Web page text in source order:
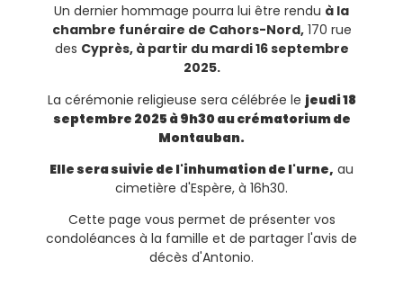
Un dernier hommage pourra lui être rendu à la
chambre funéraire de Cahors-Nord,170 rue
des Cyprès, à partir du mardi 16 septembre
2025.
La cérémonie religieuse sera célébrée le jeudi 18
septembre 2025 à 9h30 au crématorium de
Montauban.
Elle sera suivie de l'inhumation de l'urne, au
cimetière d'Espère, à 16h30.
Cette page vous permet de présenter vos
condoléances à la famille et de partager l'avis de
décès d'Antonio.